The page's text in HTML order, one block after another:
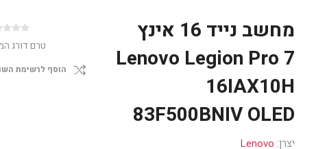
מחשב נייד 16 אינץ
Lenovo Legion Pro 7
16IAX10H
83F500BNIV OLED
יצרן: Lenovo
טרם דורג
הוסף לרשימת